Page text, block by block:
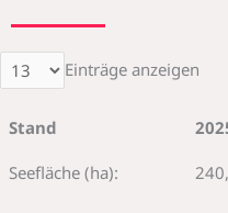
Einträge anzeigen
Stand
Seefläche (ha):